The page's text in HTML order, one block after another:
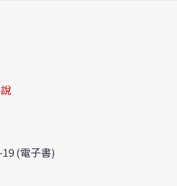
(電子書)